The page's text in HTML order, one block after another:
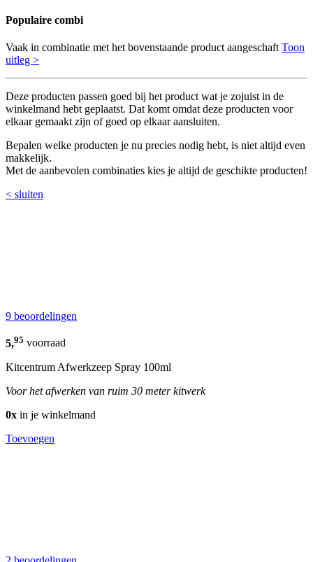
Populaire combi
Vaak in combinatie met het bovenstaande product aangeschaft Toon
uitleg >
Deze producten passen goed bij het product wat je zojuist in de
winkelmand hebt geplaatst. Dat komt omdat deze producten voor
elkaar gemaakt zijn of goed op elkaar aansluiten.
Bepalen welke producten je nu precies nodig hebt, is niet altijd even
makkelijk.
Met de aanbevolen combinaties kies je altijd de geschikte producten!
< sluiten
9 beoordelingen
5,95 voorraad
Kitcentrum Afwerkzeep Spray 100ml
Voor het afwerken van ruim 30 meter kitwerk
0x in je winkelmand
Toevoegen